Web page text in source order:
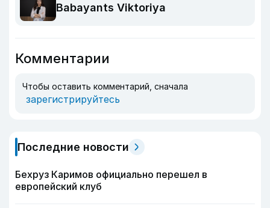
Babayants Viktoriya
Комментарии
Чтобы оставить комментарий, сначала
зарегистрируйтесь
Последние новости
Бехруз Каримов официально перешел в
европейский клуб